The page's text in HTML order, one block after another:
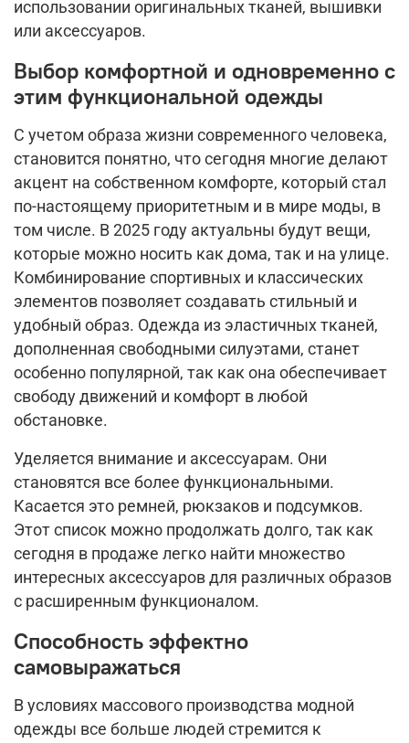
использовании оригинальных тканей, вышивки
или аксессуаров.
Выбор комфортной и одновременно с
этим функциональной одежды
С учетом образа жизни современного человека,
становится понятно, что сегодня многие делают
акцент на собственном комфорте, который стал
по-настоящему приоритетным и в мире моды, в
том числе. В 2025 году актуальны будут вещи,
которые можно носить как дома, так и на улице.
Комбинирование спортивных и классических
элементов позволяет создавать стильный и
удобный образ. Одежда из эластичных тканей,
дополненная свободными силуэтами, станет
особенно популярной, так как она обеспечивает
свободу движений и комфорт в любой
обстановке.
Уделяется внимание и аксессуарам. Они
становятся все более функциональными.
Касается это ремней, рюкзаков и подсумков.
Этот список можно продолжать долго, так как
сегодня в продаже легко найти множество
интересных аксессуаров для различных образов
с расширенным функционалом.
Способность эффектно
самовыражаться
В условиях массового производства модной
одежды все больше людей стремится к